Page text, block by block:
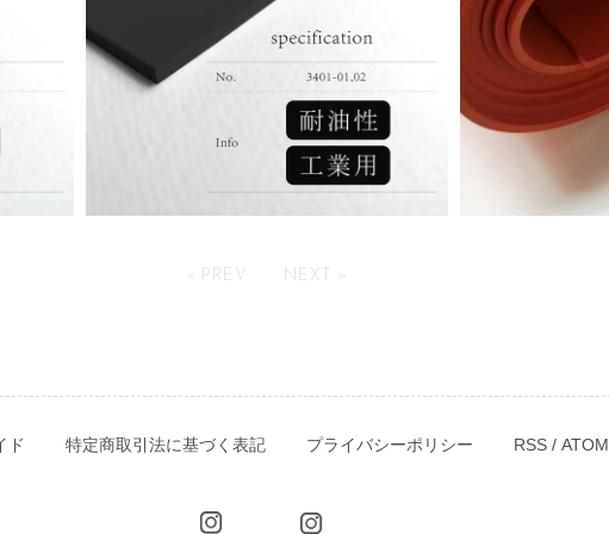
« PREV NEXT »
ド 特定商取引法に基づく表記 プライバシーポリシー RSS / ATOM